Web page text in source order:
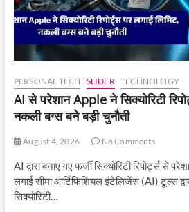
PERSONAL TECH SLIDER TECHNOLOGY
AI से परेशान Apple ने सिक्योरिटी
नकली बग्स बने बड़ी चुनौती
August 4, 2026 No Comments
AI द्वारा बनाए गए फर्जी सिक्योरिटी रिपोर्ट्स से
लगाई सीमा आर्टिफिशियल इंटेलिजेंस (AI) टूल्स
सिक्योरिटी…